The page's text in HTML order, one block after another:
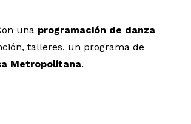
una programación de danza
talleres, un programa de
Metropolitana.